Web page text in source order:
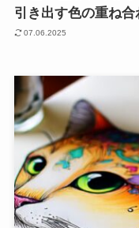
引き出す色の重ね合
07.06.2025